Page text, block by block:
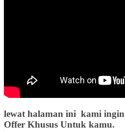
lewat halaman ini kami ingin
Offer Khusus Untuk kamu.